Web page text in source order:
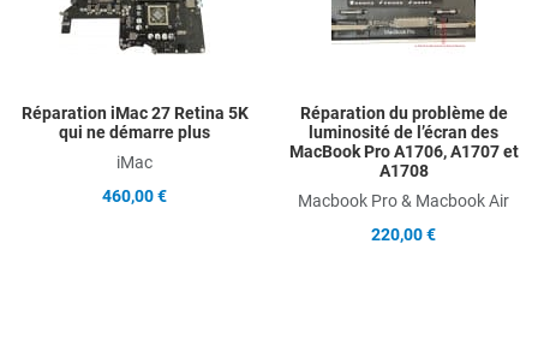
Quick View
Réparation iMac 27 Retina 5K
qui ne démarre plus
iMac
460,00 €
Réparation du problème de
luminosité de l’écran des
MacBook Pro A1706, A1707 et
A1708
Macbook Pro & Macbook Air
220,00 €